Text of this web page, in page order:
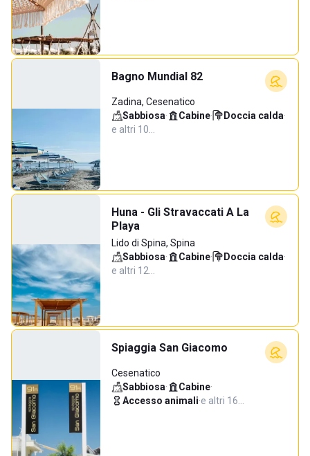
Bagno Mundial 82
Zadina, Cesenatico
Sabbiosa· Cabine· Doccia calda·
e altri 10…
Huna - Gli Stravaccati A La
Playa
Lido di Spina, Spina
Sabbiosa· Cabine· Doccia calda·
e altri 12…
Spiaggia San Giacomo
Cesenatico
Sabbiosa· Cabine·
Accesso animali·e altri 16…